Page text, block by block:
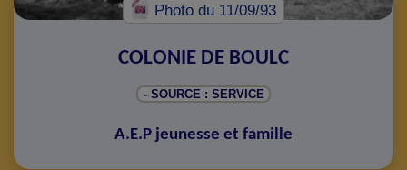
Photodu 11/09/93
COLONIE DE BOULC
- SOURCE : SERVICE
A.E.P jeunesse et famille